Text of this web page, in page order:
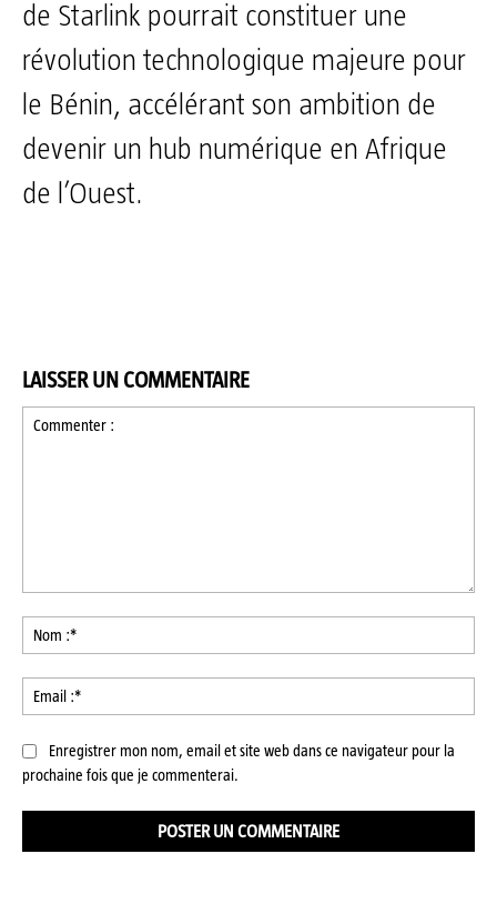
de Starlink pourrait constituer une
révolution technologique majeure pour
le Bénin, accélérant son ambition de
devenir un hub numérique en Afrique
de l’Ouest.
LAISSER UN COMMENTAIRE
:*
:*
Enregistrer mon nom, email et site web dans ce navigateur pour la
prochaine fois que je commenterai.